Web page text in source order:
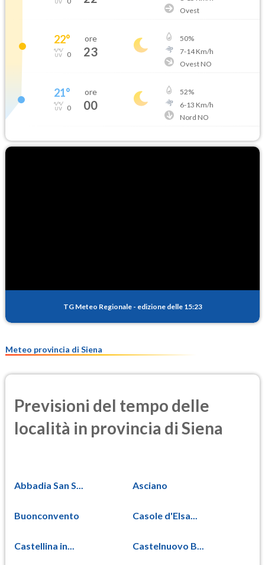
Ovest
22°
0
ore
23
50%
7-14Km/h
Ovest NO
21°
0
ore
00
52%
6-13 Km/h
Nord NO
TG Meteo Regionale - edizione delle 15:23
Meteo provincia di Siena
Previsioni del tempo delle
località in provincia di Siena
Abbadia San S... Asciano
Buonconvento Casole d'Elsa...
Castellina in... Castelnuovo B...